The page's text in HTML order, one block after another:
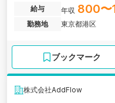
給与 年収 800〜
勤務地
東京都港区
ブックマーク
株式会社AddFlow